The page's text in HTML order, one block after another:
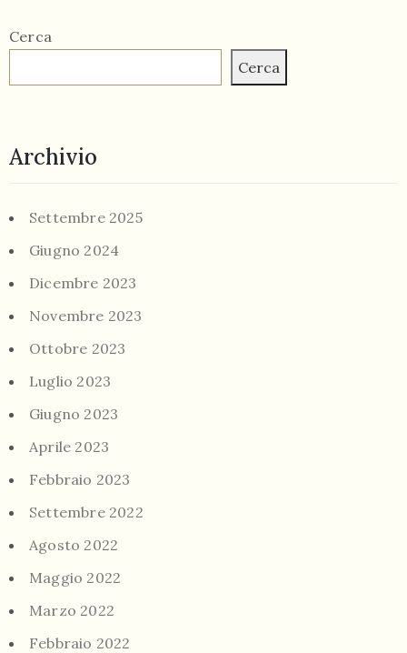
Cerca
Cerca
Archivio
Settembre 2025
Giugno 2024
Dicembre 2023
Novembre 2023
Ottobre 2023
Luglio 2023
Giugno 2023
Aprile 2023
Febbraio 2023
Settembre 2022
Agosto 2022
Maggio 2022
Marzo 2022
Febbraio 2022